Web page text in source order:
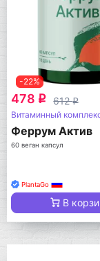
-22%
478 q 612q
Витаминный
Феррум Актив
60 веган капсул
PlantaGo
В